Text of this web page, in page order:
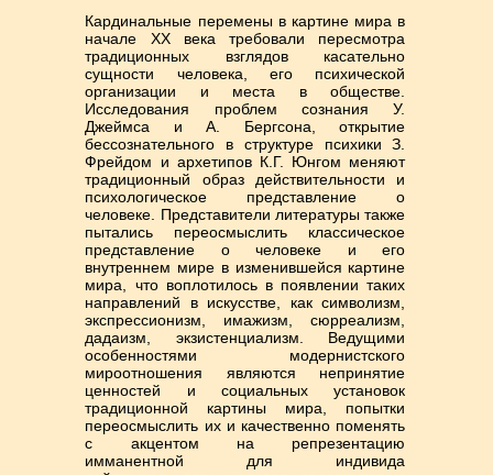
Кардинальные перемены в картине мира в
начале ХХ века требовали пересмотра
традиционных взглядов касательно
сущности человека, его психической
организации и места в обществе.
Исследования проблем сознания У.
Джеймса и А. Бергсона, открытие
бессознательного в структуре психики З.
Фрейдом и архетипов К.Г. Юнгом меняют
традиционный образ действительности и
психологическое представление о
человеке. Представители литературы также
пытались переосмыслить классическое
представление о человеке и его
внутреннем мире в изменившейся картине
мира, что воплотилось в появлении таких
направлений в искусстве, как символизм,
экспрессионизм, имажизм, сюрреализм,
дадаизм, экзистенциализм. Ведущими
особенностями модернистского
мироотношения являются непринятие
ценностей и социальных установок
традиционной картины мира, попытки
переосмыслить их и качественно поменять
с акцентом на репрезентацию
имманентной для индивида